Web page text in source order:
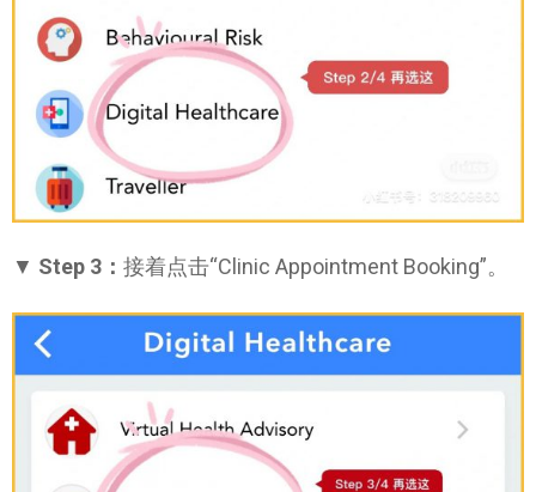
▼ Step 3： 接着点击“Clinic Appointment Booking”。